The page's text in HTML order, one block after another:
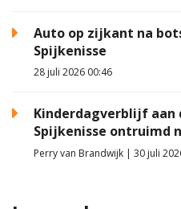
Auto op zijkant na
Spijkenisse
28 juli 2026 00:46
Kinderdagverblijf aan
Spijkenisse ontruimd
Perry van Brandwijk | 30 juli